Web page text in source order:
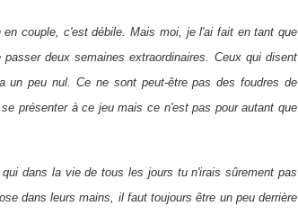
couple, c'est débile. Mais moi, je l'ai fait en tant que
deux semaines extraordinaires. Ceux qui disent
peu nul. Ce ne sont peut-être pas des foudres de
présenter à ce jeu mais ce n'est pas pour autant que
dans la vie de tous les jours tu n'irais sûrement pas
dans leurs mains, il faut toujours être un peu derrière